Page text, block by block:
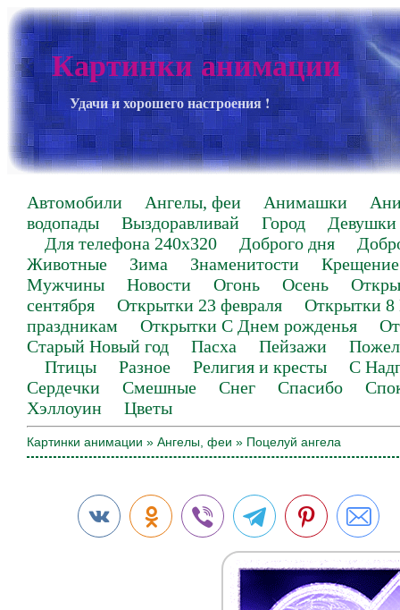
Картинки анимации
Удачи и хорошего настроения !
Автомобили Ангелы, феи Анимашки
водопады
Выздоравливай Город
Девушки
Для телефона 240х320
Доброго дня
Животные
Зима Знаменитости
Крещение
Мужчины
Новости Огонь Осень
сентября
Открытки 23 февраля
Открытки 8
праздникам
Открытки С Днем рожденья
Старый Новый год
Пасха Пейзажи
Птицы
Разное Религия и кресты
С
Сердечки
Смешные Снег Спасибо
Хэллоуин
Цветы
Картинки анимации » Ангелы, феи » Поцелуй ангела